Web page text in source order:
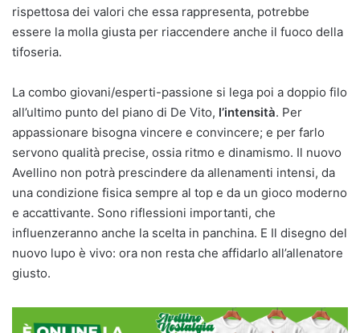
rispettosa dei valori che essa rappresenta, potrebbe
essere la molla giusta per riaccendere anche il fuoco della
tifoseria.
La combo giovani/esperti-passione si lega poi a doppio filo
all’ultimo punto del piano di De Vito, l’intensità. Per
appassionare bisogna vincere e convincere; e per farlo
servono qualità precise, ossia ritmo e dinamismo. Il nuovo
Avellino non potrà prescindere da allenamenti intensi, da
una condizione fisica sempre al top e da un gioco moderno
e accattivante. Sono riflessioni importanti, che
influenzeranno anche la scelta in panchina. E Il disegno del
nuovo lupo è vivo: ora non resta che affidarlo all’allenatore
giusto.